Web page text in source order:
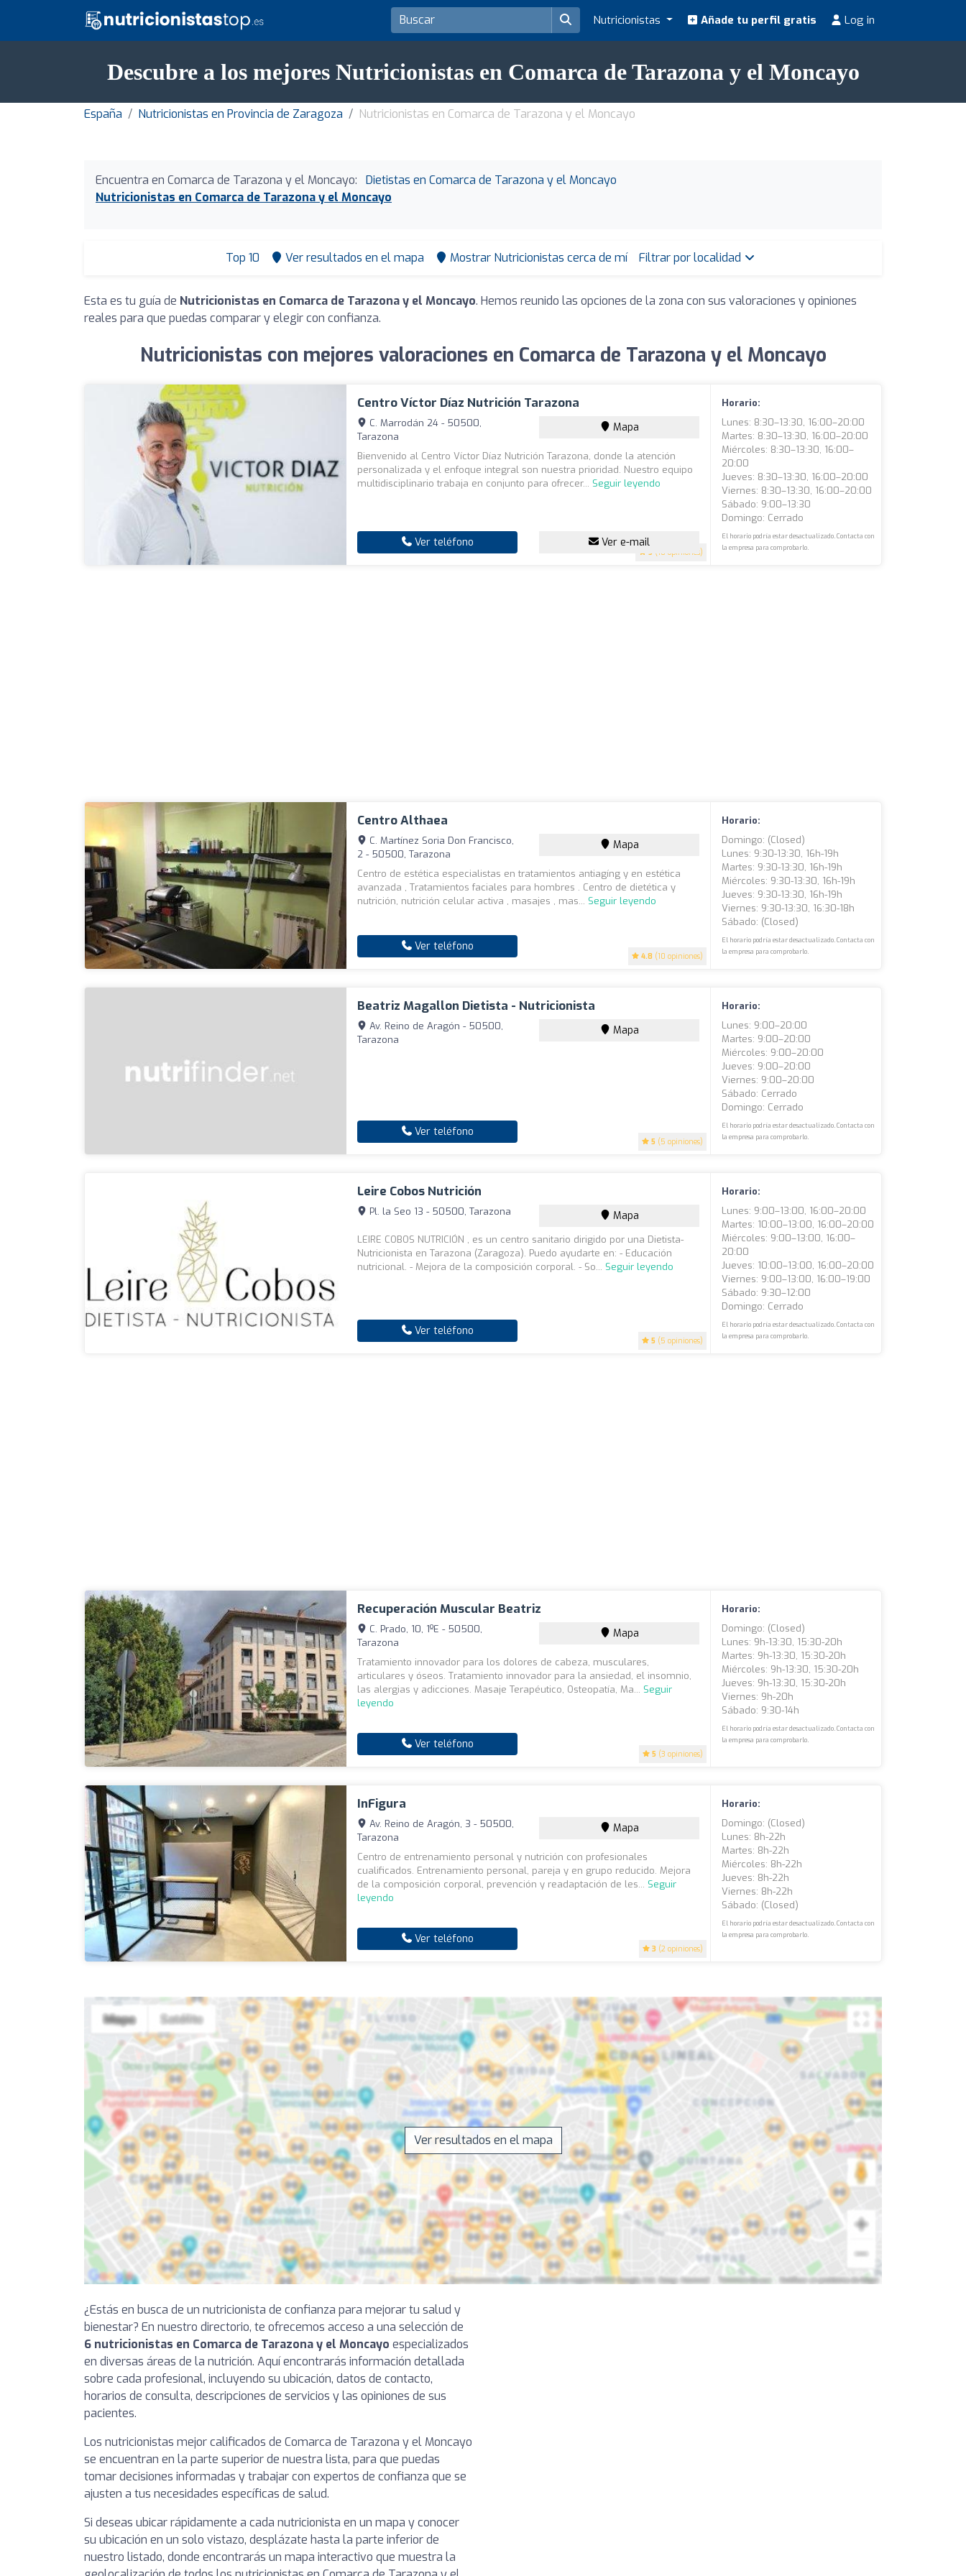
Nutricionistas Añade tu perfil gratis Log in
Descubre a los mejores Nutricionistas en Comarca de Tarazona y el Moncayo
España Nutricionistas en Provincia de Zaragoza Nutricionistas en Comarca de Tarazona y el Moncayo
Encuentra en Comarca de Tarazona y el Moncayo:
Dietistas en Comarca de Tarazona y el Moncayo
Nutricionistas en Comarca de Tarazona y el Moncayo
Top 10 Ver resultados en el mapa Mostrar Nutricionistas cerca de mí Filtrar por localidad
Esta es tu guía de Nutricionistas en Comarca de Tarazona y el Moncayo. Hemos reunido las opciones de la zona con sus valoraciones y opiniones
reales para que puedas comparar y elegir con confianza.
Nutricionistas con mejores valoraciones en Comarca de Tarazona y el Moncayo
Centro Víctor Díaz Nutrición Tarazona
5 (10 opiniones)
C. Marrodán 24 - 50500,
Tarazona
Mapa
Bienvenido al Centro Víctor Díaz Nutrición Tarazona, donde la atención
personalizada y el enfoque integral son nuestra prioridad. Nuestro equipo
multidisciplinario trabaja en conjunto para ofrecer... Seguir leyendo
Ver teléfono Ver e-mail
Horario:
Lunes: 8:30–13:30, 16:00–20:00
Martes: 8:30–13:30, 16:00–20:00
Miércoles: 8:30–13:30, 16:00–
20:00
Jueves: 8:30–13:30, 16:00–20:00
Viernes: 8:30–13:30, 16:00–20:00
Sábado: 9:00–13:30
Domingo: Cerrado
El horario podría estar desactualizado. Contacta con
la empresa para comprobarlo.
Centro Althaea
4.8 (10 opiniones)
C. Martínez Soria Don Francisco,
2 - 50500, Tarazona
Mapa
Centro de estética especialistas en tratamientos antiagíng y en estética
avanzada , Tratamientos faciales para hombres . Centro de dietética y
nutrición, nutrición celular activa , masajes , mas... Seguir leyendo
Ver teléfono
Horario:
Domingo: (closed)
Lunes: 9:30-13:30, 16h-19h
Martes: 9:30-13:30, 16h-19h
Miércoles: 9:30-13:30, 16h-19h
Jueves: 9:30-13:30, 16h-19h
Viernes: 9:30-13:30, 16:30-18h
Sábado: (closed)
El horario podría estar desactualizado. Contacta con
la empresa para comprobarlo.
Beatriz Magallon Dietista - Nutricionista
5 (5 opiniones)
Av. Reino de Aragón - 50500,
Tarazona
Mapa
Ver teléfono
Horario:
Lunes: 9:00–20:00
Martes: 9:00–20:00
Miércoles: 9:00–20:00
Jueves: 9:00–20:00
Viernes: 9:00–20:00
Sábado: Cerrado
Domingo: Cerrado
El horario podría estar desactualizado. Contacta con
la empresa para comprobarlo.
Leire Cobos Nutrición
5 (5 opiniones)
Pl. la Seo 13 - 50500, Tarazona Mapa
LEIRE COBOS NUTRICIÓN , es un centro sanitario dirigido por una Dietista-
Nutricionista en Tarazona (Zaragoza). Puedo ayudarte en: - Educación
nutricional. - Mejora de la composición corporal. - So... Seguir leyendo
Ver teléfono
Horario:
Lunes: 9:00–13:00, 16:00–20:00
Martes: 10:00–13:00, 16:00–20:00
Miércoles: 9:00–13:00, 16:00–
20:00
Jueves: 10:00–13:00, 16:00–20:00
Viernes: 9:00–13:00, 16:00–19:00
Sábado: 9:30–12:00
Domingo: Cerrado
El horario podría estar desactualizado. Contacta con
la empresa para comprobarlo.
Recuperación Muscular Beatriz
5 (3 opiniones)
C. Prado, 10, 1ºE - 50500,
Tarazona
Mapa
Tratamiento innovador para los dolores de cabeza, musculares,
articulares y óseos. Tratamiento innovador para la ansiedad, el insomnio,
las alergias y adicciones. Masaje Terapéutico, Osteopatía, Ma... Seguir
leyendo
Ver teléfono
Horario:
Domingo: (closed)
Lunes: 9h-13:30, 15:30-20h
Martes: 9h-13:30, 15:30-20h
Miércoles: 9h-13:30, 15:30-20h
Jueves: 9h-13:30, 15:30-20h
Viernes: 9h-20h
Sábado: 9:30-14h
El horario podría estar desactualizado. Contacta con
la empresa para comprobarlo.
InFigura
3 (2 opiniones)
Av. Reino de Aragón, 3 - 50500,
Tarazona
Mapa
Centro de entrenamiento personal y nutrición con profesionales
cualificados. Entrenamiento personal, pareja y en grupo reducido. Mejora
de la composición corporal, prevención y readaptación de les... Seguir
leyendo
Ver teléfono
Horario:
Domingo: (closed)
Lunes: 8h-22h
Martes: 8h-22h
Miércoles: 8h-22h
Jueves: 8h-22h
Viernes: 8h-22h
Sábado: (closed)
El horario podría estar desactualizado. Contacta con
la empresa para comprobarlo.
Ver resultados en el mapa
¿Estás en busca de un nutricionista de confianza para mejorar tu salud y
bienestar? En nuestro directorio, te ofrecemos acceso a una selección de
6 nutricionistas en Comarca de Tarazona y el Moncayo especializados
en diversas áreas de la nutrición. Aquí encontrarás información detallada
sobre cada profesional, incluyendo su ubicación, datos de contacto,
horarios de consulta, descripciones de servicios y las opiniones de sus
pacientes.
Los nutricionistas mejor calificados de Comarca de Tarazona y el Moncayo
se encuentran en la parte superior de nuestra lista, para que puedas
tomar decisiones informadas y trabajar con expertos de confianza que se
ajusten a tus necesidades específicas de salud.
Si deseas ubicar rápidamente a cada nutricionista en un mapa y conocer
su ubicación en un solo vistazo, desplázate hasta la parte inferior de
nuestro listado, donde encontrarás un mapa interactivo que muestra la